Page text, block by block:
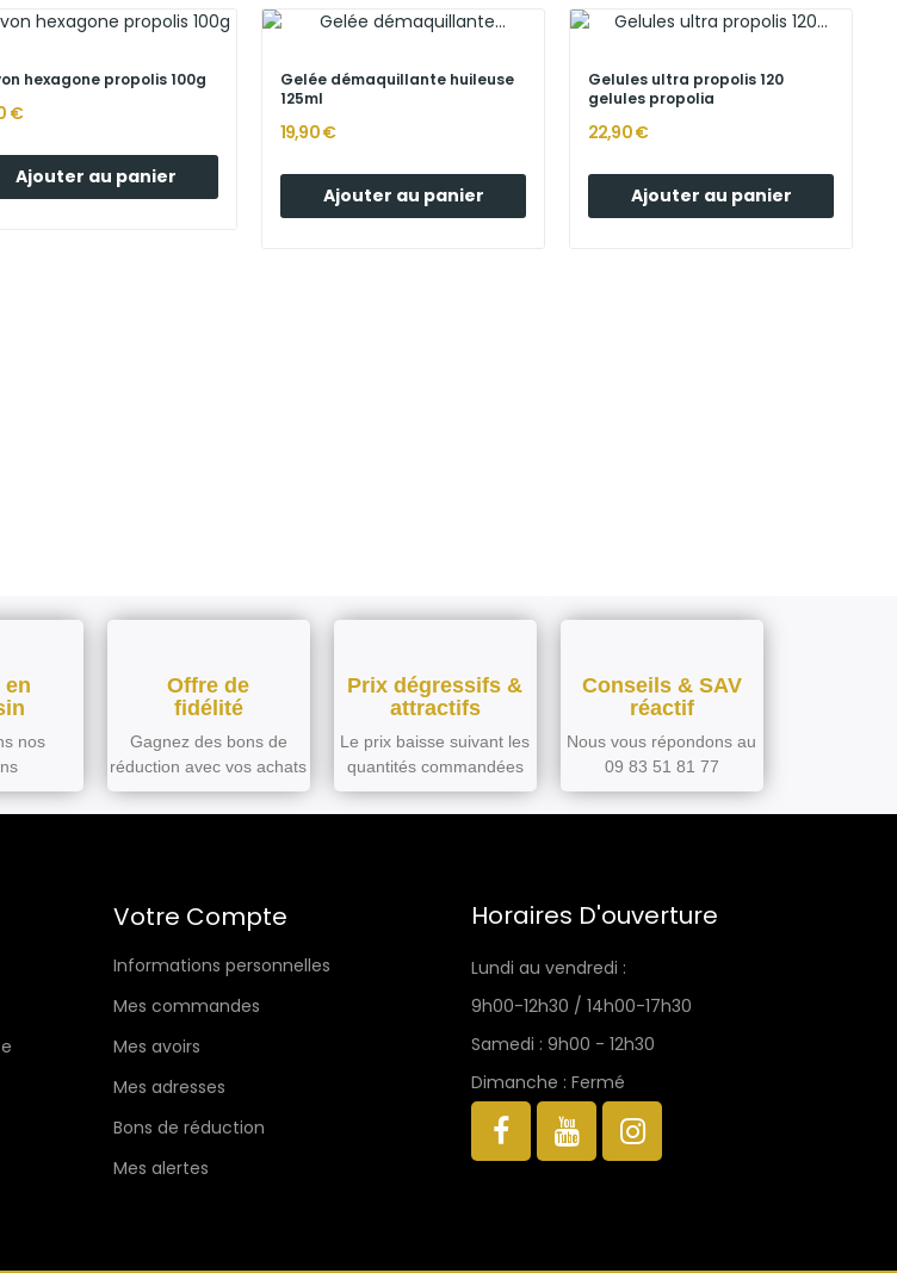
hexagone propolis 100g
€
Ajouter au panier
Gelée démaquillante huileuse
125ml
19,90 €
Ajouter au panier
Gelules ultra propolis 120
gelules propolia
22,90 €
Ajouter au panier
en
nos
Offre de
fidélité
Gagnez des bons de
réduction avec vos achats
Prix dégressifs &
attractifs
Le prix baisse suivant les
quantités commandées
Conseils & SAV
réactif
Nous vous répondons au
09 83 51 81 77
Votre Compte
Informations personnelles
Mes commandes
Mes avoirs
Mes adresses
Bons de réduction
Mes alertes
Horaires D'ouverture
Lundi au vendredi :
9h00-12h30 / 14h00-17h30
Samedi : 9h00 - 12h30
Dimanche : Fermé